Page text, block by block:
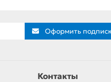
Оформить
Контакты